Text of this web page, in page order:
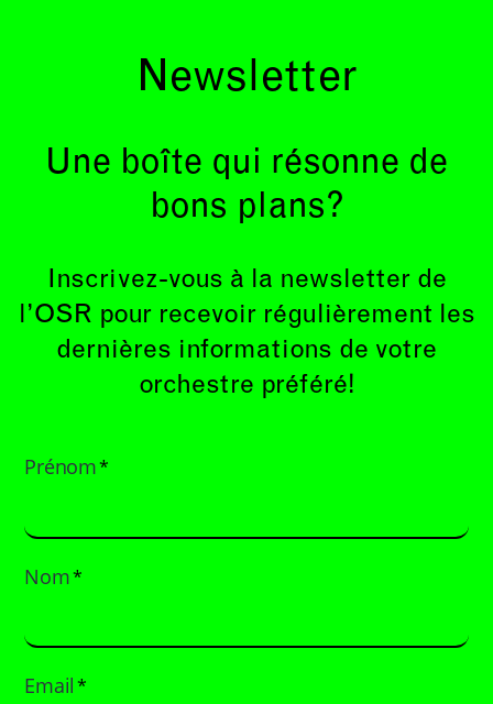
Newsletter
Une boîte qui résonne de
bons plans?
Inscrivez-vous à la newsletter de
l’OSR pour recevoir régulièrement les
dernières informations de votre
orchestre préféré!
Prénom*
Nom*
Email*